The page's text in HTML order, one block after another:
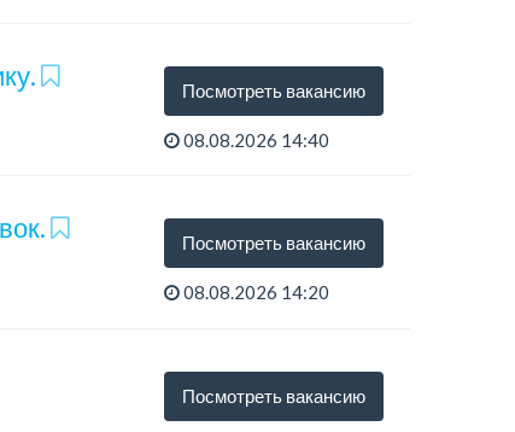
Посмотреть вакансию
08.08.2026 14:40
Посмотреть вакансию
08.08.2026 14:20
Посмотреть вакансию